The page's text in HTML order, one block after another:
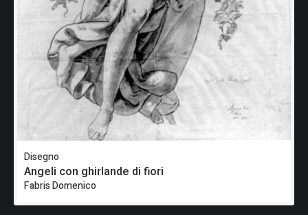
Disegno
Angeli con ghirlande di fiori
Fabris Domenico